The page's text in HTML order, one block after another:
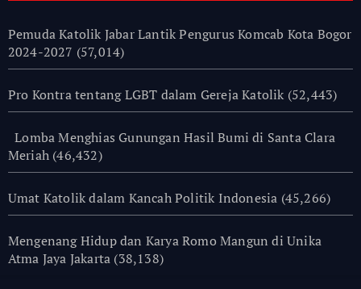
Pemuda Katolik Jabar Lantik Pengurus Komcab Kota Bogor
2024-2027 (57,014)
Pro Kontra tentang LGBT dalam Gereja Katolik (52,443)
Lomba Menghias Gunungan Hasil Bumi di Santa Clara
Meriah (46,432)
Umat Katolik dalam Kancah Politik Indonesia (45,266)
Mengenang Hidup dan Karya Romo Mangun di Unika
Atma Jaya Jakarta (38,138)